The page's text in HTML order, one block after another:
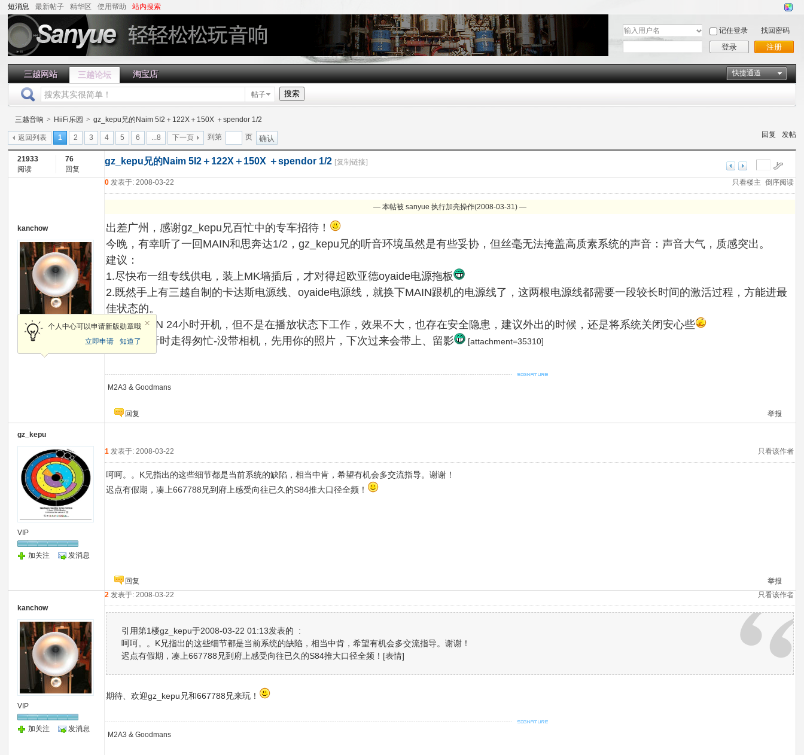
短消息 最新帖子 精华区 使用帮助 站内搜索
用
户
名
码
记住登录
登录
找回密码
注册
快捷通道
三越网站 三越论坛 淘宝店
帖子 搜索
三越音响 > HiiFi乐园 > gz_kepu兄的Naim 5I2＋122X＋150X ＋spendor 1/2
发帖
回复
返回列表 1 2 3 4 5 6 ...8 下一页 到第 页 确认
21933
阅读
76
回复
gz_kepu兄的Naim 5I2＋122X＋150X ＋spendor 1/2 [复制链接]
kanchow
VIP
个人中心可以申请新版勋章哦
立即申请
知道了
只看楼主 倒序阅读
0 发表于: 2008-03-22
— 本帖被 sanyue 执行加亮操作(2008-03-31) —
出差广州，感谢gz_kepu兄百忙中的专车招待！
今晚，有幸听了一回MAIN和思奔达1/2，gz_kepu兄的听音环境虽然是有些妥协，但丝毫无法掩盖高质素系统的声音：声音大气，质感突出。
建议：
1.尽快布一组专线供电，装上MK墙插后，才对得起欧亚德oyaide电源拖板
2.既然手上有三越自制的卡达斯电源线、oyaide电源线，就换下MAIN跟机的电源线了，这两根电源线都需要一段较长时间的激活过程，方能进最
佳状态的。
3.一套MAIN 24小时开机，但不是在播放状态下工作，效果不大，也存在安全隐患，建议外出的时候，还是将系统关闭安心些
呵呵，临行时走得匆忙-没带相机，先用你的照片，下次过来会带上、留影
[attachment=35310]
M2A3 & Goodmans
回复 举报
gz_kepu
VIP
加关注 发消息
只看该作者
1 发表于: 2008-03-22
呵呵。。K兄指出的这些细节都是当前系统的缺陷，相当中肯，希望有机会多交流指导。谢谢！
迟点有假期，凑上667788兄到府上感受向往已久的S84推大口径全频！
回复 举报
kanchow
VIP
加关注 发消息
只看该作者
2 发表于: 2008-03-22
引用第1楼gz_kepu于2008-03-22 01:13发表的 :
呵呵。。K兄指出的这些细节都是当前系统的缺陷，相当中肯，希望有机会多交流指导。谢谢！
迟点有假期，凑上667788兄到府上感受向往已久的S84推大口径全频！[表情]
期待、欢迎gz_kepu兄和667788兄来玩！
M2A3 & Goodmans